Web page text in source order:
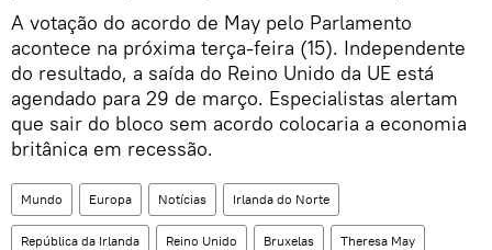
A votação do acordo de May pelo Parlamento
acontece na próxima terça-feira (15). Independente
do resultado, a saída do Reino Unido da UE está
agendado para 29 de março. Especialistas alertam
que sair do bloco sem acordo colocaria a economia
britânica em recessão.
Mundo Europa Notícias Irlanda do Norte
República da Irlanda Reino Unido Bruxelas Theresa May